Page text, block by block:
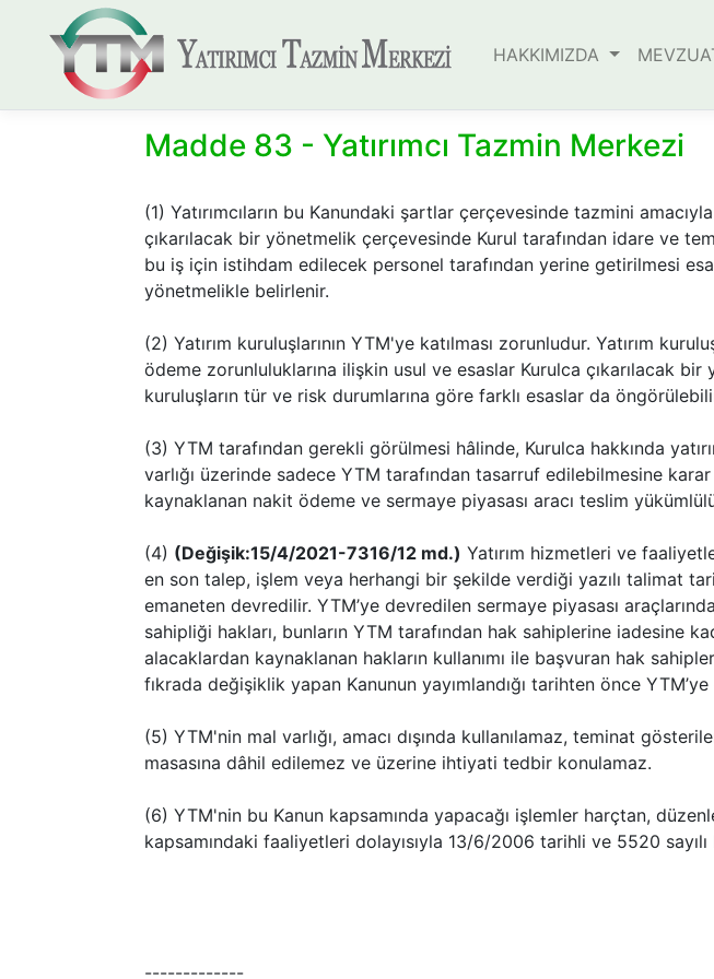
HAKKIMIZDA
Madde 83 - Yatırımcı Tazmin Merkezi
(1) Yatırımcıların bu Kanundaki şartlar çerçevesinde tazmini
çıkarılacak bir yönetmelik çerçevesinde Kurul tarafından idare ve
bu iş için istihdam edilecek personel tarafından yerine getirilmesi
yönetmelikle belirlenir.
(2) Yatırım kuruluşlarının YTM'ye katılması zorunludur. Yatırım
ödeme zorunluluklarına ilişkin usul ve esaslar Kurulca çıkarılacak
kuruluşların tür ve risk durumlarına göre farklı esaslar da
(3) YTM tarafından gerekli görülmesi hâlinde, Kurulca hakkında
varlığı üzerinde sadece YTM tarafından tasarruf edilebilmesine
kaynaklanan nakit ödeme ve sermaye piyasası aracı teslim
(4) (Değişik:15/4/2021-7316/12 md.) Yatırım hizmetleri ve
en son talep, işlem veya herhangi bir şekilde verdiği yazılı talimat
emaneten devredilir. YTM’ye devredilen sermaye piyasası
sahipliği hakları, bunların YTM tarafından hak sahiplerine iadesine
alacaklardan kaynaklanan hakların kullanımı ile başvuran hak
fıkrada değişiklik yapan Kanunun yayımlandığı tarihten önce
(5) YTM'nin mal varlığı, amacı dışında kullanılamaz, teminat
masasına dâhil edilemez ve üzerine ihtiyati tedbir konulamaz.
(6) YTM'nin bu Kanun kapsamında yapacağı işlemler harçtan,
kapsamındaki faaliyetleri dolayısıyla 13/6/2006 tarihli ve 5520
-------------